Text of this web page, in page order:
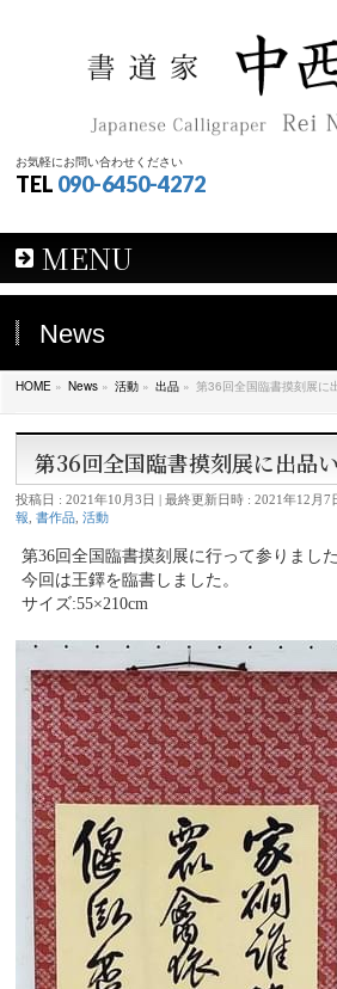
お気軽にお問い合わせください
TEL 090-6450-4272
MENU
News
HOME » News » 活動 » 出品 » 第36回全国臨書摸刻展に
第36回全国臨書摸刻展に出品
投稿日 : 2021年10月3日 最終更新日時 : 2021年12月7
報 ,書作品 ,活動
第36回全国臨書摸刻展に行って参りました
今回は王鐸を臨書しました。
サイズ:55×210cm